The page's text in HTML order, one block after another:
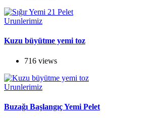
Urunlerimiz
Kuzu büyütme yemi toz
716 views
Urunlerimiz
Buzağı Başlangıç Yemi Pelet